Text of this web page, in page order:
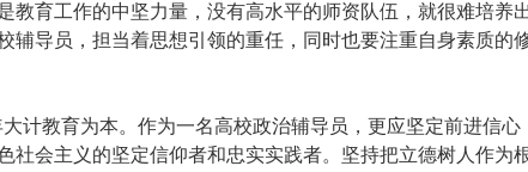
教育工作的中坚力量，没有高水平的师资队伍，就很难培养
辅导员，担当着思想引领的重任，同时也要注重自身素质的
计教育为本。作为一名高校政治辅导员，更应坚定前进信
社会主义的坚定信仰者和忠实实践者。坚持把立德树人作为